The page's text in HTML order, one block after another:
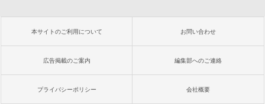
本サイトのご利用について お問い合わせ
広告掲載のご案内 編集部へのご連絡
プライバシーポリシー 会社概要